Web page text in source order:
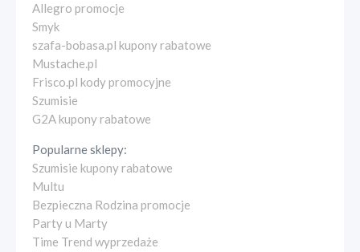
Allegro promocje
Smyk
szafa-bobasa.pl kupony rabatowe
Mustache.pl
Frisco.pl kody promocyjne
Szumisie
G2A kupony rabatowe
Popularne sklepy:
Szumisie kupony rabatowe
Multu
Bezpieczna Rodzina promocje
Party u Marty
Time Trend wyprzedaże